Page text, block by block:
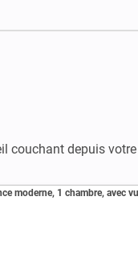
couchant depuis